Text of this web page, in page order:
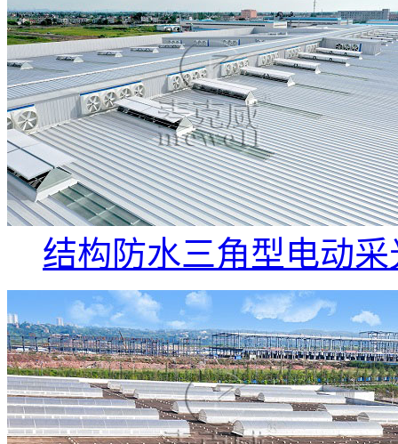
结构防水三角型电动